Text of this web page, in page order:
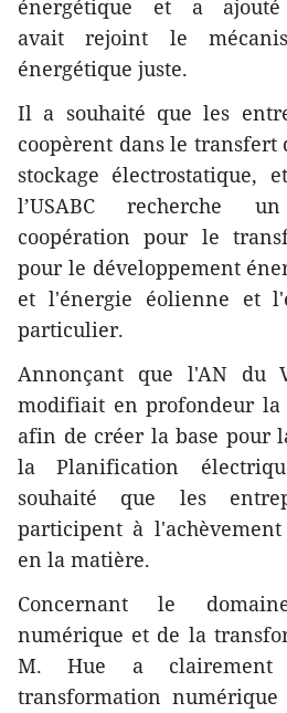
énergétique et a
avait rejoint le
énergétique juste.
Il a souhaité que les
coopèrent dans le transfert
stockage électrostatique,
l’USABC recherche
coopération pour le
pour le développement
et l'énergie éolienne et
particulier.
Annonçant que l'AN du
modifiait en profondeur
afin de créer la base pour
la Planification
souhaité que les
participent à
en la matière.
Concernant le
numérique et de la
M. Hue a
transformation